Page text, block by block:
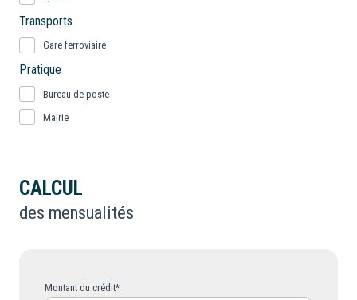
Transports
Gare ferroviaire
Pratique
Bureau de poste
Mairie
CALCUL
des mensualités
Montant du crédit*